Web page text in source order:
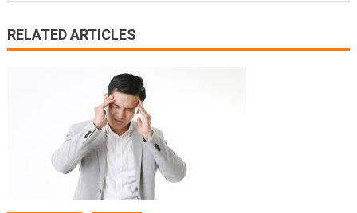
RELATED ARTICLES